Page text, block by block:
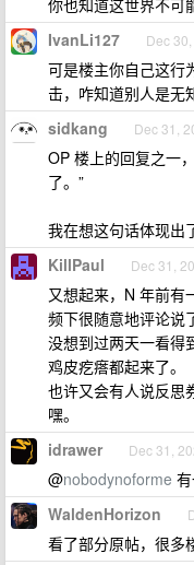
你也知道这世界不可
IvanLi127 Dec
可是楼主你自己这行
击，咋知道别人是无
sidkang Dec 31,
OP 楼上的回复之一
了。”
我在想这句话体现出
KillPaul Dec 31,
又想起来，N 年前有
频下很随意地评论说
没想到过两天一看得
鸡皮疙瘩都起来了。
也许又会有人说反思
嘿。
idrawer Dec 31,
@nobodynoforme
WaldenHorizon
看了部分原帖，很多